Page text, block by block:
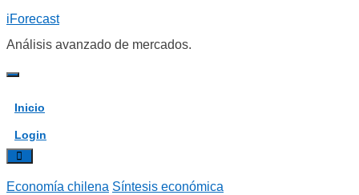
Saltar
contenido
iForecast
Análisis avanzado de mercados.
Inicio
Login
Economía chilena Síntesis económica